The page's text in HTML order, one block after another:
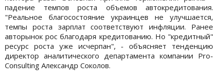
падение темпов роста объемов автокредитования.
"Реальное благосостояние украинцев не улучшается,
темпы роста зарплат соответствуют инфляции. Ранее
авторынок рос благодаря кредитованию. Но "кредитный"
ресурс роста уже исчерпан", - объясняет тенденцию
директор аналитического департамента компании Pro-
Consulting Александр Соколов.